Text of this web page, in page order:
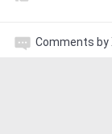
Comments by